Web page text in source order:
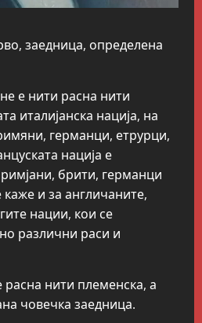
заедница, определена
е нити расна нити
италијанска нација, на
германци, етрурци,
нација е
брити, германци
и за англичаните,
нации, кои се
различни раси и
расна нити племенска, а
човечка заедница.